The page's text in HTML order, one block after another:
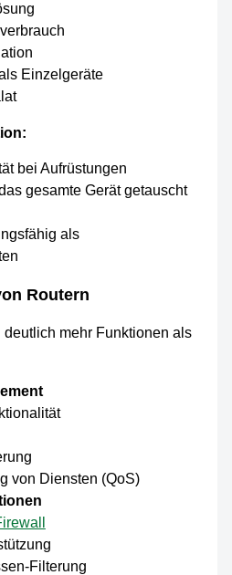
Einzelgeräte
bei Aufrüstungen
gesamte Gerät getauscht
als
Routern
deutlich mehr Funktionen als
von Diensten (QoS)
Filterung